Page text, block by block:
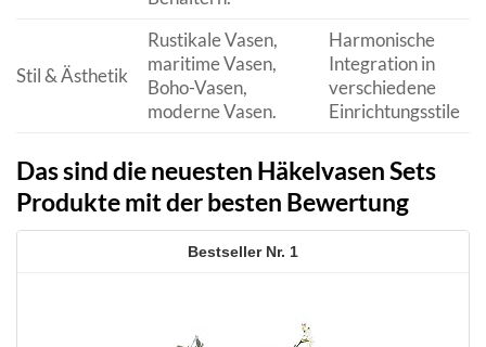
Stil & Ästhetik
Rustikale Vasen,
maritime Vasen,
Boho-Vasen,
moderne Vasen.
Harmonische
Integration in
verschiedene
Einrichtungsstile
Das sind die neuesten Häkelvasen Sets
Produkte mit der besten Bewertung
1